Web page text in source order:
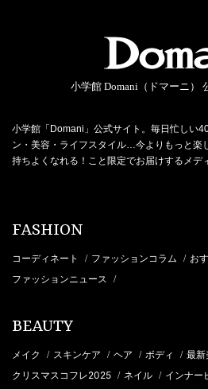
小学館 Domani（ドマーニ）
小学館「Domani」公式サイト。毎日忙しい
ン・美容・ライフスタイル…今よりもっと楽
持ちよくなれる！こと限定でお届けするメデ
FASHION
コーディネート / ファッションコラム / お
ファッションニュース /
BEAUTY
メイク / スキンケア / ヘア / ボディ / 最新
クリスマスコフレ2025 / ネイル / インナー